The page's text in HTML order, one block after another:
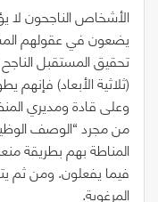
الأشخاص الناجحون لا
يضعون في عقولهم
تحقيق المستقبل
(ثلاثية الأبعاد)فإنهم
وعلى قادة ومديري
من مجرد“الوصف
المناطة بهم بطريقة
فيما يفعلون. ومن ثم
المرغوبة.